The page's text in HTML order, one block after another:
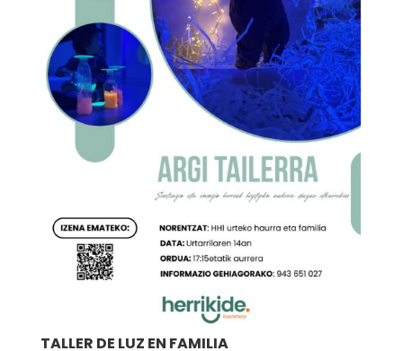
TALLER DE LUZ EN FAMILIA